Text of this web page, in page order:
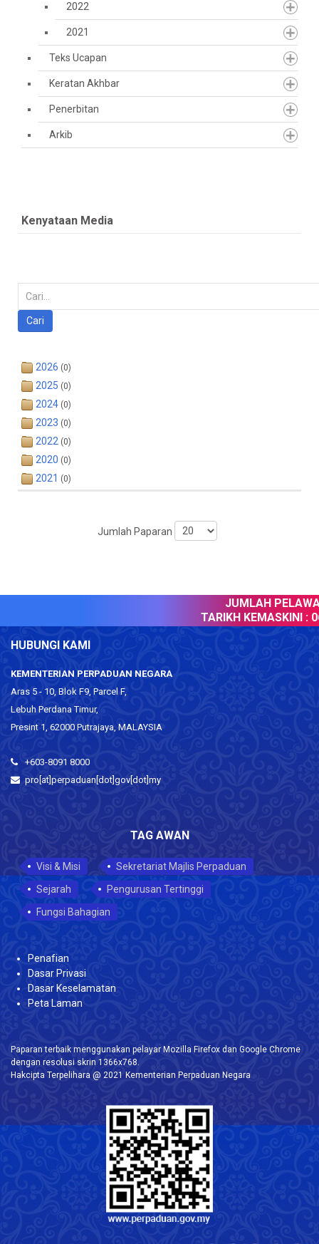
2022
2021
Teks Ucapan
Keratan Akhbar
Penerbitan
Arkib
Kenyataan Media
Carian
Cari
2026 (0)
2025 (0)
2024 (0)
2023 (0)
2022 (0)
2020 (0)
2021 (0)
Jumlah Paparan
JUMLAH
TARIKH KEMASKINI :
HUBUNGI KAMI
KEMENTERIAN PERPADUAN NEGARA
Aras 5 - 10, Blok F9, Parcel F,
Lebuh Perdana Timur,
Presint 1, 62000 Putrajaya, MALAYSIA
+603-8091 8000
pro[at]perpaduan[dot]gov[dot]my
TAG AWAN
Visi & Misi
Sekretariat Majlis Perpaduan
Sejarah
Pengurusan Tertinggi
Fungsi Bahagian
Penafian
Dasar Privasi
Dasar Keselamatan
Peta Laman
Paparan terbaik menggunakan pelayar Mozilla Firefox dan Google Chrome
dengan resolusi skrin 1366x768.
Hakcipta Terpelihara @ 2021 Kementerian Perpaduan Negara